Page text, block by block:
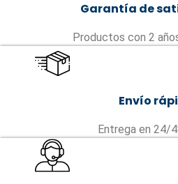
Garantía de
Productos con 2
Envío
Entrega en 24/